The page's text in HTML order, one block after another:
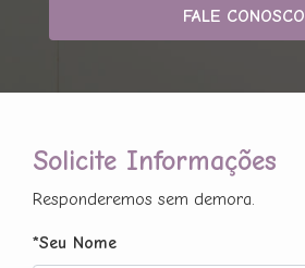
FALE CONOSCO
Solicite Informações
Responderemos sem demora.
*Seu Nome